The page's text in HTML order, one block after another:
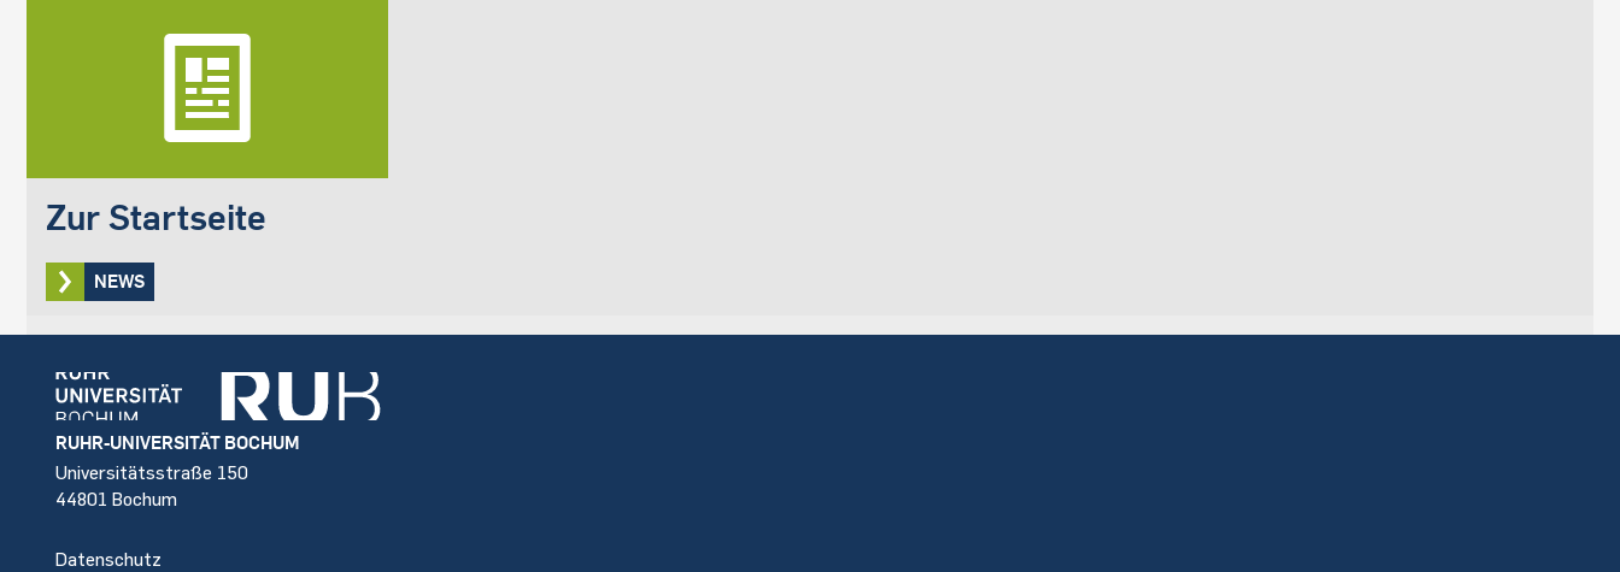
Zur Startseite
NEWS
Footer
RUHR-UNIVERSITÄT BOCHUM
Universitätsstraße 150
44801 Bochum
Datenschutz